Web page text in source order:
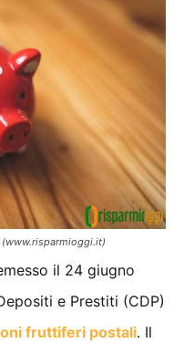
(www.risparmioggi.it)
il 24 giugno
e Prestiti (CDP)
fruttiferi postali. Il